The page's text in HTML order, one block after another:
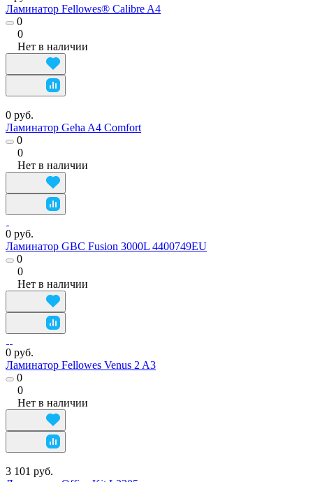
Ламинатор Fellowes® Calibre A4
0
0
Нет в наличии
0 руб.
Ламинатор Geha A4 Comfort
0
0
Нет в наличии
0 руб.
Ламинатор GBC Fusion 3000L 4400749EU
0
0
Нет в наличии
0 руб.
Ламинатор Fellowes Venus 2 A3
0
0
Нет в наличии
3 101 руб.